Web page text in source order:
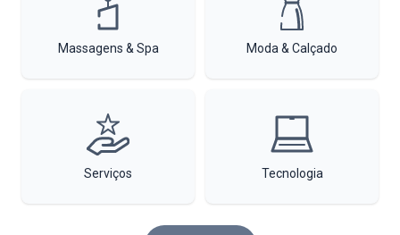
Massagens & Spa Moda & Calçado
Serviços Tecnologia